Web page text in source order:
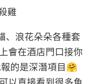
雞
、浪花朵朵各種套
會在酒店門口接你
的是深潛項目🤗